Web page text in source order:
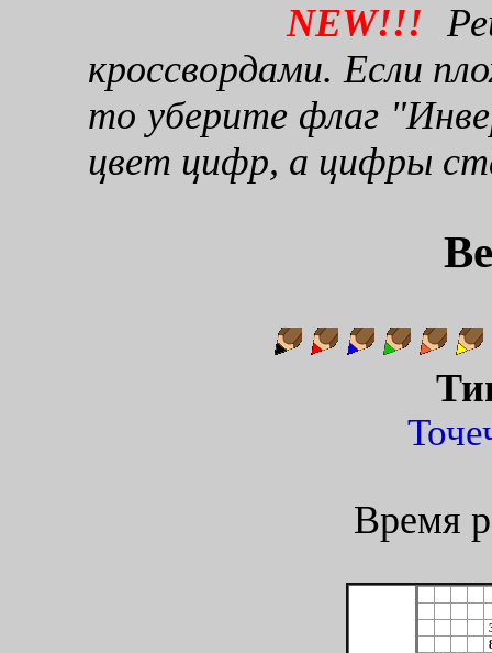
NEW!!!
кроссвордами. Если
то уберите флаг
цвет цифр, а цифры
Время